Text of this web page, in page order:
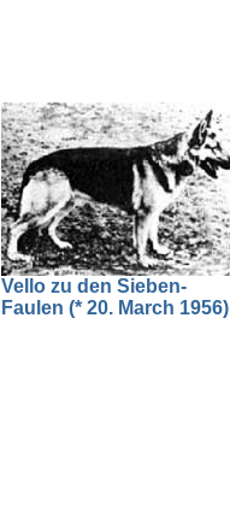
Vello zu den Sieben-
Faulen (* 20. March 1956)